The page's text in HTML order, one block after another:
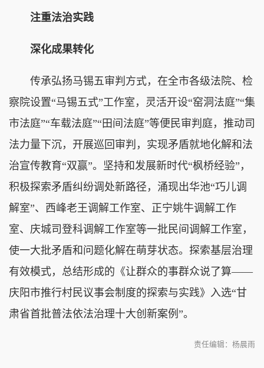
注重法治实践
深化成果转化
传承弘扬马锡五审判方式，在全市各级法院、检
察院设置“马锡五式”工作室，灵活开设“窑洞法庭”“集
市法庭”“车载法庭”“田间法庭”等便民审判庭，推动司
法力量下沉，开展巡回审判，实现矛盾就地化解和法
治宣传教育“双赢”。坚持和发展新时代“枫桥经验”，
积极探索矛盾纠纷调处新路径，涌现出华池“巧儿调
解室”、西峰老王调解工作室、正宁姚牛调解工作
室、庆城司登科调解工作室等一批民间调解工作室，
使一大批矛盾和问题化解在萌芽状态。探索基层治理
有效模式，总结形成的《让群众的事群众说了算——
庆阳市推行村民议事会制度的探索与实践》入选“甘
肃省首批普法依法治理十大创新案例”。
责任编辑：杨晨雨